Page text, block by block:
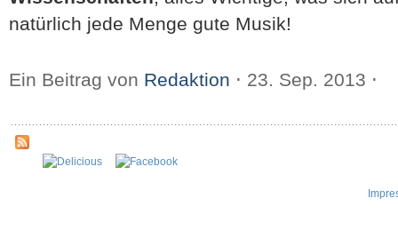
natürlich jede Menge gute Musik!
Ein Beitrag von Redaktion ⋅ 23. Sep. 2013 ⋅